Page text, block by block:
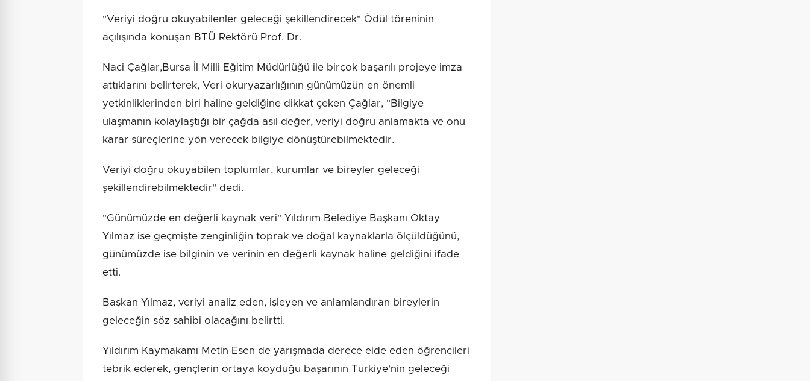
"Veriyi doğru okuyabilenler geleceği şekillendirecek" Ödül töreninin
açılışında konuşan BTÜ Rektörü Prof. Dr.
Naci Çağlar,Bursa İl Milli Eğitim Müdürlüğü ile birçok başarılı projeye imza
attıklarını belirterek, Veri okuryazarlığının günümüzün en önemli
yetkinliklerinden biri haline geldiğine dikkat çeken Çağlar, "Bilgiye
ulaşmanın kolaylaştığı bir çağda asıl değer, veriyi doğru anlamakta ve onu
karar süreçlerine yön verecek bilgiye dönüştürebilmektedir.
Veriyi doğru okuyabilen toplumlar, kurumlar ve bireyler geleceği
şekillendirebilmektedir" dedi.
"Günümüzde en değerli kaynak veri" Yıldırım Belediye Başkanı Oktay
Yılmaz ise geçmişte zenginliğin toprak ve doğal kaynaklarla ölçüldüğünü,
günümüzde ise bilginin ve verinin en değerli kaynak haline geldiğini ifade
etti.
Başkan Yılmaz, veriyi analiz eden, işleyen ve anlamlandıran bireylerin
geleceğin söz sahibi olacağını belirtti.
Yıldırım Kaymakamı Metin Esen de yarışmada derece elde eden öğrencileri
tebrik ederek, gençlerin ortaya koyduğu başarının Türkiye'nin geleceği